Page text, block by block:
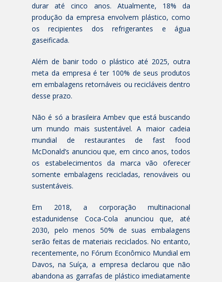
durar até cinco anos. Atualmente, 18% da
produção da empresa envolvem plástico, como
os recipientes dos refrigerantes e água
gaseificada.
Além de banir todo o plástico até 2025, outra
meta da empresa é ter 100% de seus produtos
em embalagens retornáveis ou recicláveis dentro
desse prazo.
Não é só a brasileira Ambev que está buscando
um mundo mais sustentável. A maior cadeia
mundial de restaurantes de fast food
McDonald’s anunciou que, em cinco anos, todos
os estabelecimentos da marca vão oferecer
somente embalagens recicladas, renováveis ou
sustentáveis.
Em 2018, a corporação multinacional
estadunidense Coca-Cola anunciou que, até
2030, pelo menos 50% de suas embalagens
serão feitas de materiais reciclados. No entanto,
recentemente, no Fórum Econômico Mundial em
Davos, na Suíça, a empresa declarou que não
abandona as garrafas de plástico imediatamente